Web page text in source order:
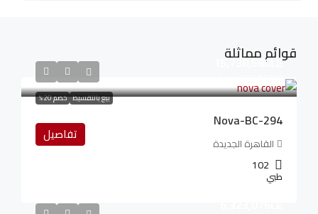
قوائم مماثلة
بيع بالتقسيط خصم 20%
15,730,580LE
Nova-BC-294
القاهرة الجديدة
102
طبي
تفاصيل